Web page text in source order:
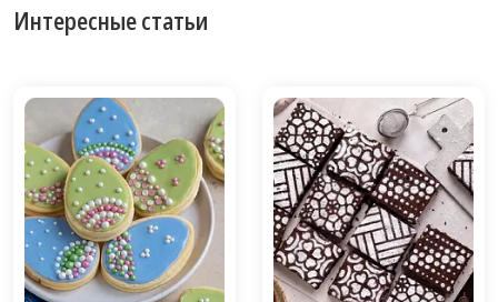
про...
Интересные статьи